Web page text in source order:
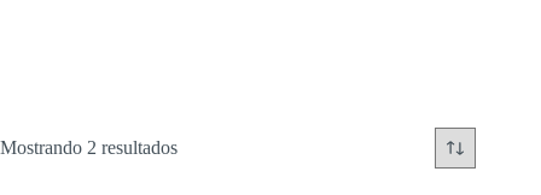
Mostrando 2 resultadosOrdenado